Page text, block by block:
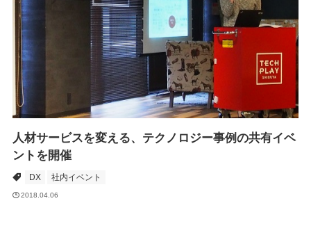
人材サービスを変える、テクノロジー事例の共有イベ
ントを開催
DX 社内イベント
2018.04.06